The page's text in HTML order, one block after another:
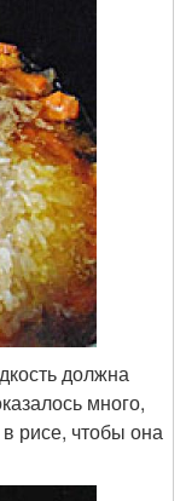
должна
много,
рисе, чтобы она